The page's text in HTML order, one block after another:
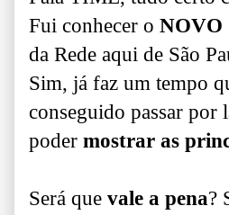
Fui conhecer o NOVO
da Rede aqui de São
Sim, já faz um tempo
conseguido passar por
poder mostrar as
Será que vale a pena?